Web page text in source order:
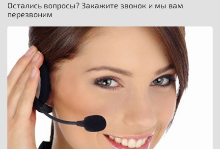
Остались вопросы? Закажите звонок и мы вам
перезвоним